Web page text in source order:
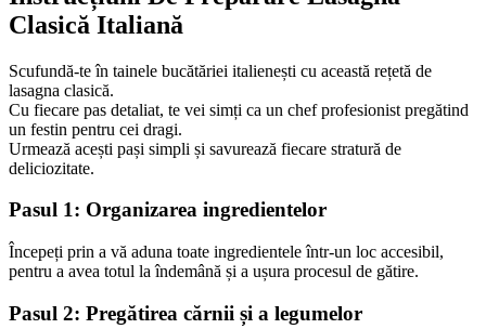
Clasică Italiană
Scufundă-te în tainele bucătăriei italienești cu această rețetă de
lasagna clasică.
Cu fiecare pas detaliat, te vei simți ca un chef profesionist pregătind
un festin pentru cei dragi.
Urmează acești pași simpli și savurează fiecare stratură de
deliciozitate.
Pasul 1: Organizarea ingredientelor
Începeți prin a vă aduna toate ingredientele într-un loc accesibil,
pentru a avea totul la îndemână și a ușura procesul de gătire.
Pasul 2: Pregătirea cărnii și a legumelor